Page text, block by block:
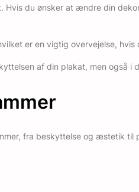
du ønsker at ændre din
er en vigtig overvejelse,
af din plakat, men
fra beskyttelse og æstetik til